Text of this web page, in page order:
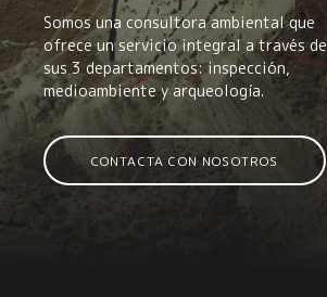
Somos una consultora ambiental que
ofrece un servicio integral a través de
sus 3 departamentos: inspección,
medioambiente y arqueología.
CONTACTA CON NOSOTROS